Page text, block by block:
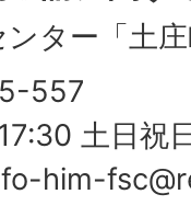
ター「土
557
土日祝
him-